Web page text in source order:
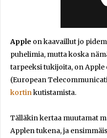
Apple on kaavaillut jo
puhelimia, mutta koska
tarpeeksi tukijoita, on
(European
kortinkutistamista.
Tälläkin kertaa muutamat
Applen tukena, ja